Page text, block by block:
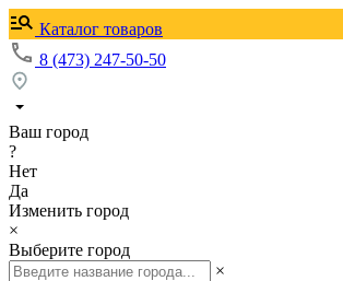
Каталог товаров
8 (473) 247-50-50
Ваш город
?
Нет
Да
Изменить город
×
Выберите город
×